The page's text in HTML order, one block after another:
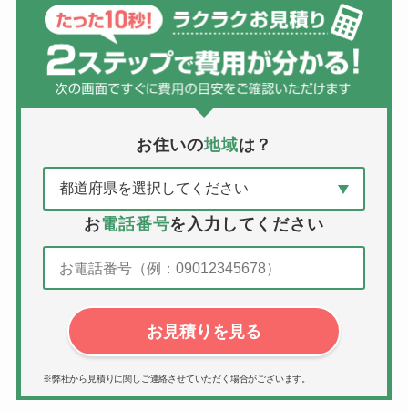
お住いの地域は？
お電話番号を入力してください
お見積りを見る
※弊社から見積りに関しご連絡させていただく場合がございます。